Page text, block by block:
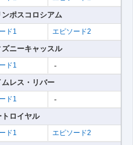
ンポスコロシアム
ド1 エピソード2
ズニーキャッスル
ド1 -
ムレス・リバー
ド1 -
トロイヤル
ド1 エピソード2